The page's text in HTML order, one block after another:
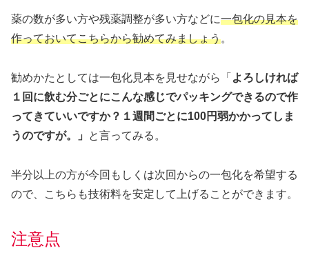
薬の数が多い方や残薬調整が多い方などに一包化の見本を
作っておいてこちらから勧めてみましょう。
勧めかたとしては一包化見本を見せながら「 よろしければ
１回に飲む分ごとにこんな感じでパッキングできるので作
ってきていいですか？１週間ごとに100円弱かかってしま
うのですが。」
と言ってみる。
半分以上の方が今回もしくは次回からの一包化を希望する
ので、こちらも技術料を安定して上げることができます。
注意点